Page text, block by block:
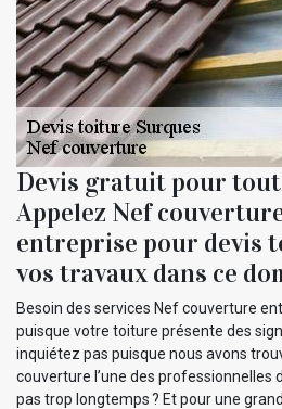
Devis gratuit pour tout
Appelez Nef
entreprise pour devis
vos travaux dans ce
Besoin des services Nef couverture
puisque votre toiture présente des
inquiétez pas puisque nous avons
couverture l’une des professionnelles
pas trop longtemps ? Et pour une